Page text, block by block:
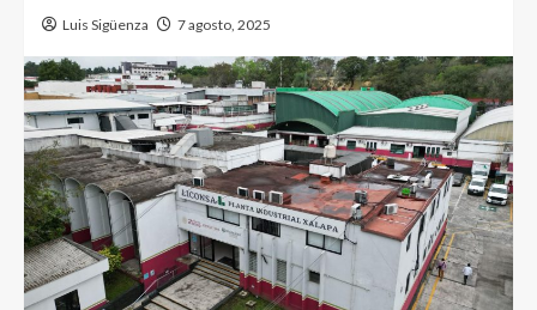
Luis Sigüenza 7 agosto, 2025